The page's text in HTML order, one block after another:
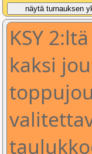
KSY
kaksi